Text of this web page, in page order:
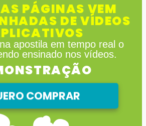
PÁGINAS VEM
DE VÍDEOS
apostila em tempo real o
ensinado nos vídeos.
COMPRAR